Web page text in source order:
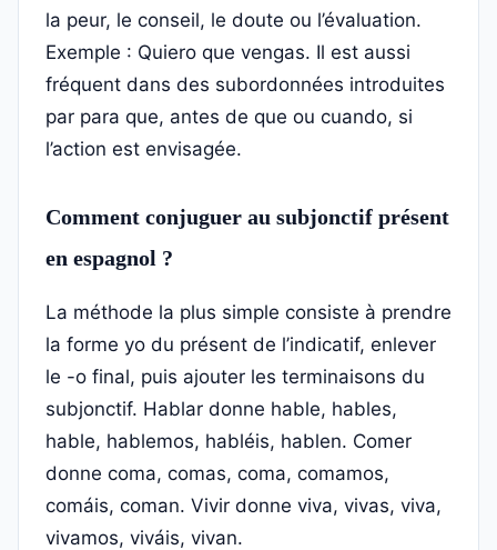
la peur, le conseil, le doute ou l’évaluation.
Exemple : Quiero que vengas. Il est aussi
fréquent dans des subordonnées introduites
par para que, antes de que ou cuando, si
l’action est envisagée.
Comment conjuguer au subjonctif présent
en espagnol ?
La méthode la plus simple consiste à prendre
la forme yo du présent de l’indicatif, enlever
le -o final, puis ajouter les terminaisons du
subjonctif. Hablar donne hable, hables,
hable, hablemos, habléis, hablen. Comer
donne coma, comas, coma, comamos,
comáis, coman. Vivir donne viva, vivas, viva,
vivamos, viváis, vivan.